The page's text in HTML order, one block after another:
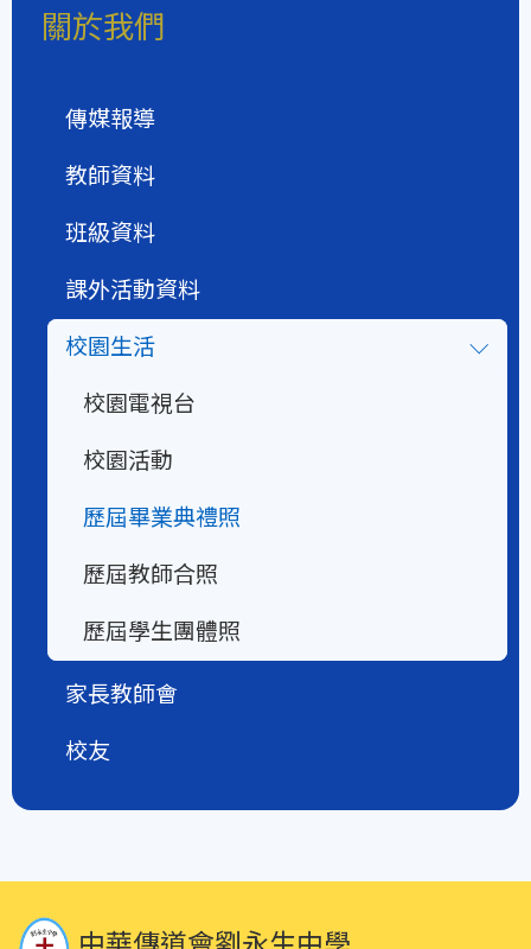
關於我們
傳媒報導
教師資料
班級資料
課外活動資料
校園生活
校園電視台
校園活動
歷屆畢業典禮照
歷屆教師合照
歷屆學生團體照
家長教師會
校友